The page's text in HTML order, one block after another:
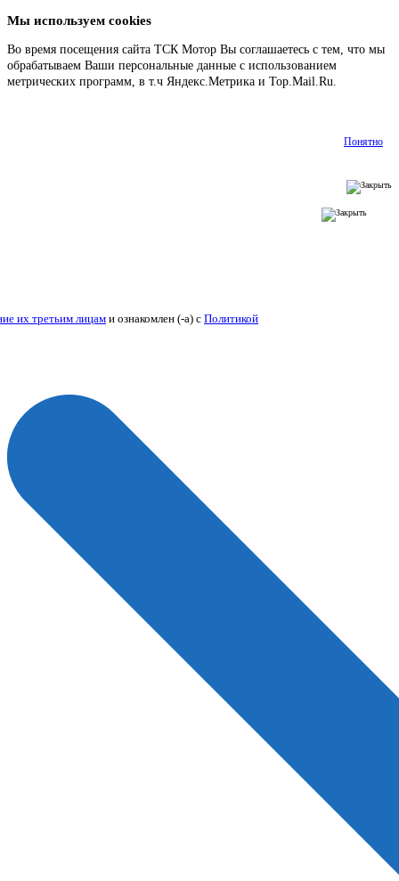
Мы используем cookies
Во время посещения сайта ТСК Мотор Вы соглашаетесь с тем, что мы
обрабатываем Ваши персональные данные с использованием
метрических программ, в т.ч Яндекс.Метрика и Top.Mail.Ru.
Понятно
их третьим лицами ознакомлен (-а) cПолитикой конфиденциальности